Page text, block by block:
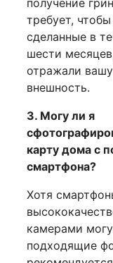
получение
требует,
сделанные в
шести
отражали
внешность.
3. Могу ли я
карту дома с
смартфона?
Хотя
камерами
подходящие